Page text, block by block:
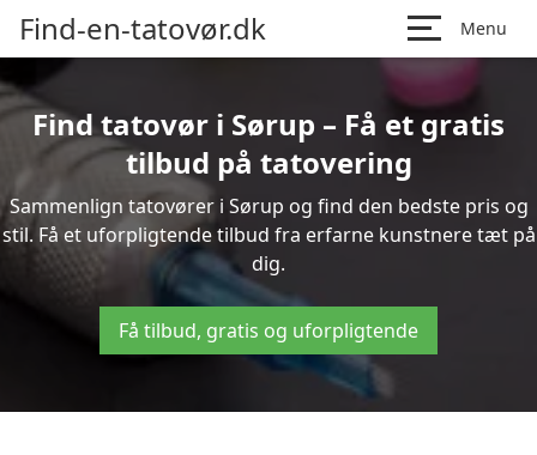
Find-en-tatovør.dk Menu
Find tatovør i Sørup – Få et gratis
tilbud på tatovering
Sammenlign tatovører i Sørup og find den bedste pris og
stil. Få et uforpligtende tilbud fra erfarne kunstnere tæt på
dig.
Få tilbud, gratis og uforpligtende